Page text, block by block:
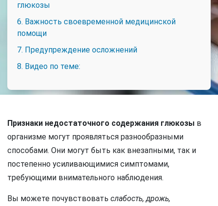
глюкозы
6. Важность своевременной медицинской
помощи
7. Предупреждение осложнений
8. Видео по теме:
Признаки недостаточного содержания глюкозы в
организме могут проявляться разнообразными
способами. Они могут быть как внезапными, так и
постепенно усиливающимися симптомами,
требующими внимательного наблюдения.
Вы можете почувствовать слабость, дрожь,